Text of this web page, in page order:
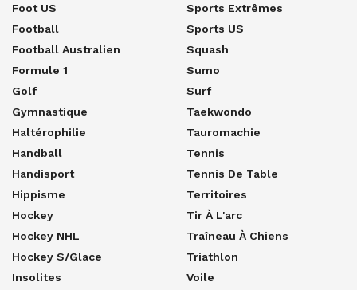
Foot US
Football
Football Australien
Formule 1
Golf
Gymnastique
Haltérophilie
Handball
Handisport
Hippisme
Hockey
Hockey NHL
Hockey S/glace
Insolites
Sports Extrêmes
Sports US
Squash
Sumo
Surf
Taekwondo
Tauromachie
Tennis
Tennis De Table
Territoires
Tir À L'arc
Traîneau À Chiens
Triathlon
Voile